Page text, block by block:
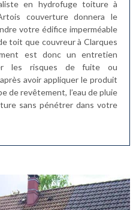
en hydrofuge toiture à
couverture donnera le
votre édifice imperméable
toit que couvreur à Clarques
est donc un entretien
les risques de fuite ou
avoir appliquer le produit
de revêtement, l’eau de pluie
sans pénétrer dans votre